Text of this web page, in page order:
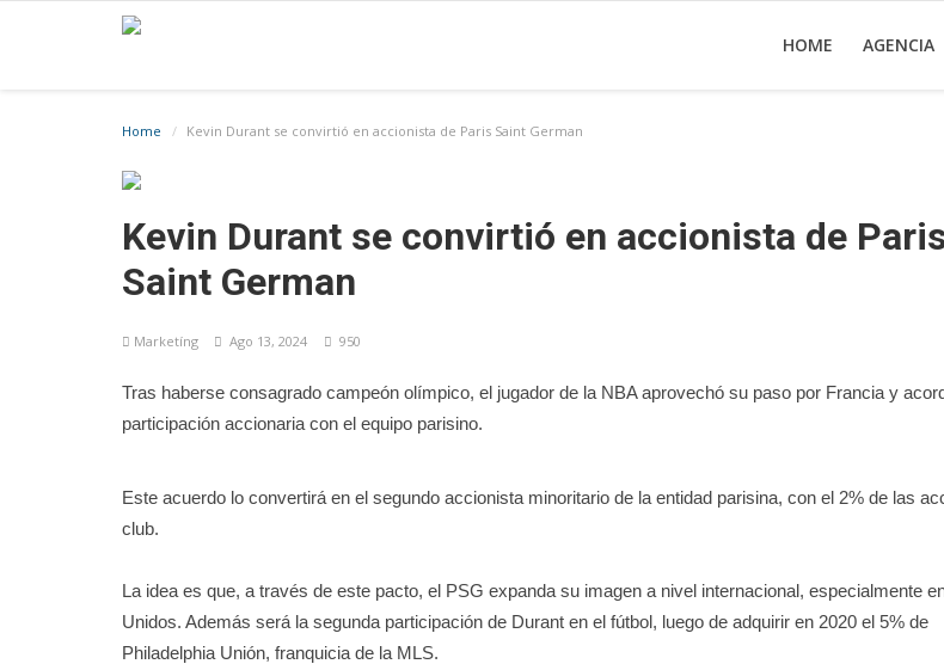
HOME AGENCIA
Home Kevin Durant se convirtió en accionista de Paris Saint German
Kevin Durant se convirtió en accionista de
Saint German
Marketíng Ago 13, 2024 950
Tras haberse consagrado campeón olímpico, el jugador de la NBA aprovechó su paso por Francia y
participación accionaria con el equipo parisino.
Este acuerdo lo convertirá en el segundo accionista minoritario de la entidad parisina, con el 2% de las
club.
La idea es que, a través de este pacto, el PSG expanda su imagen a nivel internacional, especialmente
Unidos. Además será la segunda participación de Durant en el fútbol, luego de adquirir en 2020 el 5% de
Philadelphia Unión, franquicia de la MLS.